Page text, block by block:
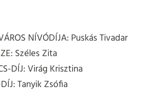
NÍVÓDÍJA: Puskás Tivadar
Széles Zita
DÍJ: Virág Krisztina
Tanyik Zsófia